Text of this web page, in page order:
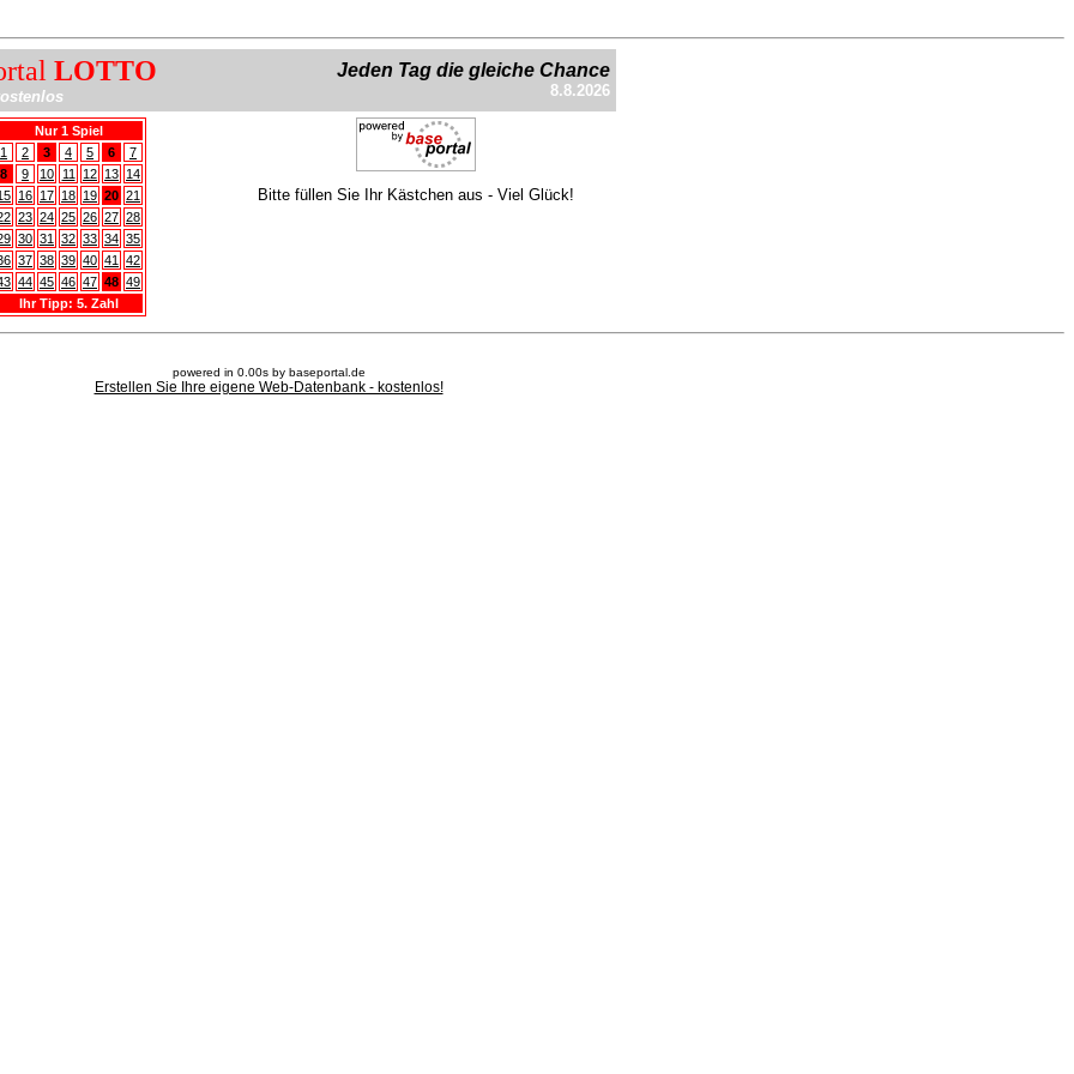
LOTTO Jeden Tag die gleiche Chance
8.8.2026
Nur 1 Spiel
1
2 3 4 5 6
7
8
9 10 11 12 13 14
16 17 18 19 20 21
23 24 25 26 27 28
30 31 32 33 34 35
37 38 39 40 41
42
44 45 46 47 48 49
Ihr Tipp: 5. Zahl
Bitte füllen Sie Ihr Kästchen aus - Viel Glück!
powered in 0.00s by baseportal.de
Erstellen Sie Ihre eigene Web-Datenbank - kostenlos!